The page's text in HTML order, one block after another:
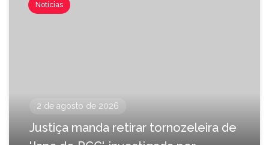
Notícias
2 de agosto de 2026
Justiça manda retirar tornozeleira de